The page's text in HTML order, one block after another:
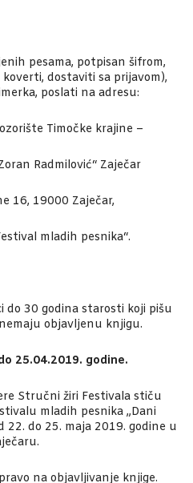
pesama, potpisan šifrom,
dostaviti sa prijavom),
poslati na adresu:
Timočke krajine –
Radmilović“ Zaječar
16, 19000 Zaječar,
mladih pesnika“.
do 30 godina starosti koji pišu
objavljenu knjigu.
25.04.2019. godine.
Stručni žiri Festivala stiču
mladih pesnika „Dani
22. do 25. maja 2019. godine u
na objavljivanje knjige.